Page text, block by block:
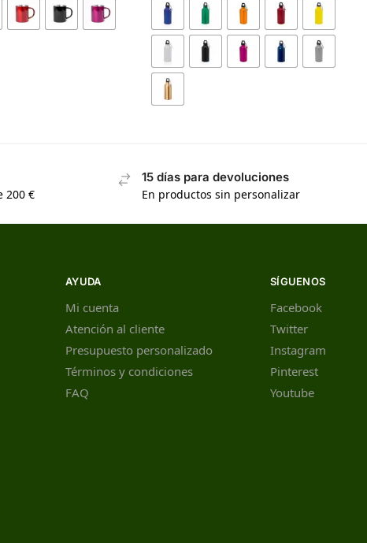
200 €
15 días para devoluciones
En productos sin personalizar
AYUDA
Mi cuenta
Atención al cliente
Presupuesto personalizado
Términos y condiciones
FAQ
SÍGUENOS
Facebook
Twitter
Instagram
Pinterest
Youtube